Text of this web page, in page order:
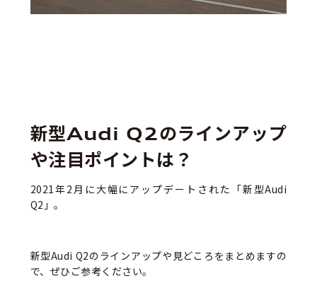
新型Audi Q2のラインアップ
や注目ポイントは？
2021年2月に大幅にアップデートされた「新型Audi
Q2」。
新型Audi Q2のラインアップや見どころをまとめますの
で、ぜひご参考ください。